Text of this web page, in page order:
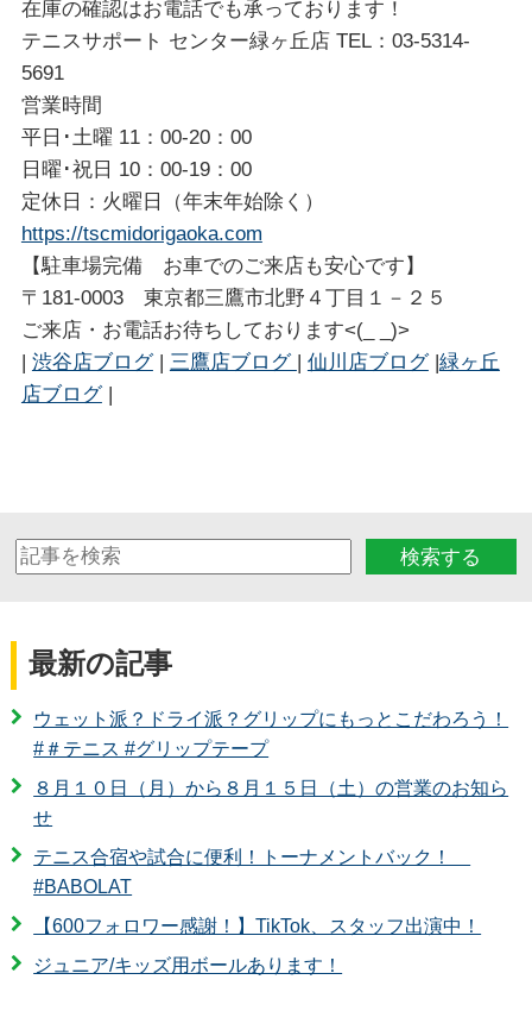
在庫の確認はお電話でも承っております！
テニスサポート センター緑ヶ丘店 TEL：03-5314-
5691
営業時間
平日･土曜 11：00-20：00
日曜･祝日 10：00-19：00
定休日：火曜日（年末年始除く）
https://tscmidorigaoka.com
【駐車場完備 お車でのご来店も安心です】
〒181-0003 東京都三鷹市北野４丁目１－２５
ご来店・お電話お待ちしております<(_ _)>
渋谷店ブログ| 三鷹店ブログ 仙川店ブログ| 緑ヶ丘
店ブログ|
検索する
最新の記事
ウェット派？ドライ派？グリップにもっとこだわろう！
#＃テニス #グリップテープ
８月１０日（月）から８月１５日（土）の営業のお知ら
せ
テニス合宿や試合に便利！トーナメントバック！
#BABOLAT
【600フォロワー感謝！】TikTok、スタッフ出演中！
ジュニア/キッズ用ボールあります！